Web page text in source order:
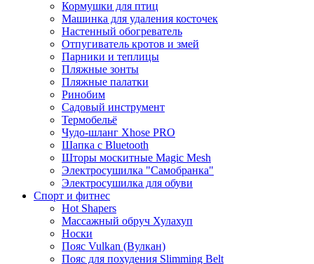
Кормушки для птиц
Машинка для удаления косточек
Настенный обогреватель
Отпугиватель кротов и змей
Парники и теплицы
Пляжные зонты
Пляжные палатки
Ринобим
Садовый инструмент
Термобельё
Чудо-шланг Xhose PRO
Шапка с Bluetooth
Шторы москитные Magic Mesh
Электросушилка "Самобранка"
Электросушилка для обуви
Спорт и фитнес
Hot Shapers
Массажный обруч Хулахуп
Носки
Пояс Vulkan (Вулкан)
Пояс для похудения Slimming Belt